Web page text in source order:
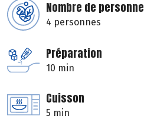
Nombre de
4 personnes
Préparation
10 min
Cuisson
5 min